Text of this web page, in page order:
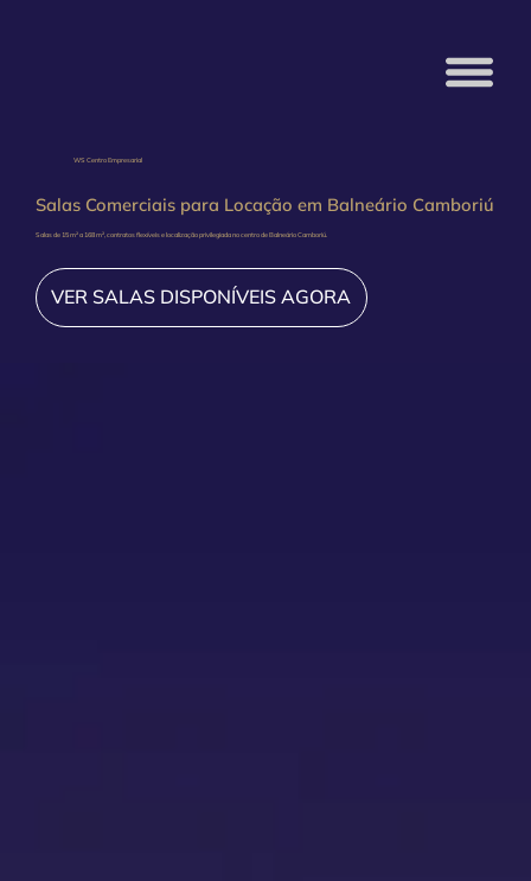
WS Centro Empresarial
Salas Comerciais para Locação em Balneário Camboriú
Salas de 15 m² a 168 m², contratos flexíveis e localização privilegiada no centro de Balneário Camboriú.
VER SALAS DISPONÍVEIS AGORA